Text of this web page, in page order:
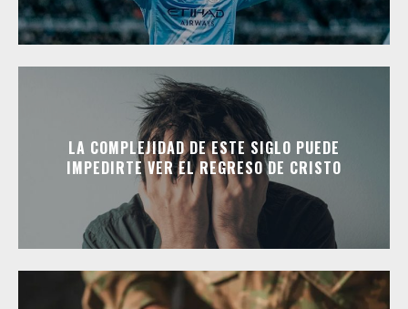
LA COMPLEJIDAD DE ESTE SIGLO PUEDE
IMPEDIRTE VER EL REGRESO DE CRISTO